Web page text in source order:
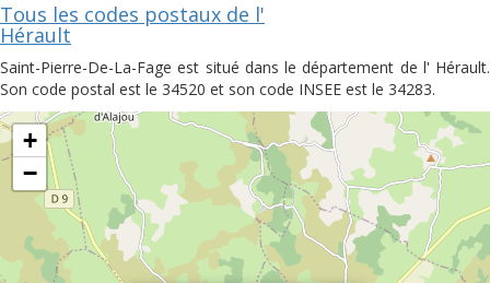
Tous les codes postaux de l'
Hérault
Saint-Pierre-De-La-Fage est situé dans le département de l' Hérault.
Son code postal est le 34520 et son code INSEE est le 34283.
+
−